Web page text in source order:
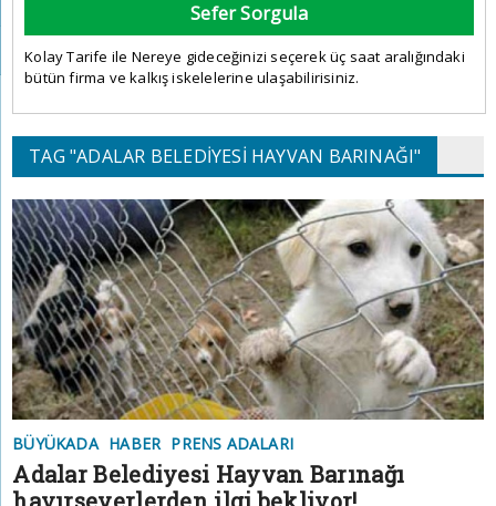
Sefer Sorgula
Kolay Tarife ile Nereye gideceğinizi seçerek üç saat aralığındaki
bütün firma ve kalkış iskelelerine ulaşabilirisiniz.
TAG "ADALAR BELEDIYESI HAYVAN BARINAĞI"
BÜYÜKADA HABER PRENS ADALARI
Adalar Belediyesi Hayvan Barınağı
hayırseverlerden ilgi bekliyor!